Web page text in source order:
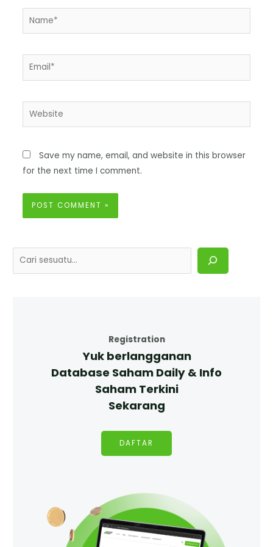
Save my name, email, and website in this browser
for the next time I comment.
Registration
Yuk berlangganan
Database Saham Daily & Info
Saham Terkini
Sekarang
DAFTAR